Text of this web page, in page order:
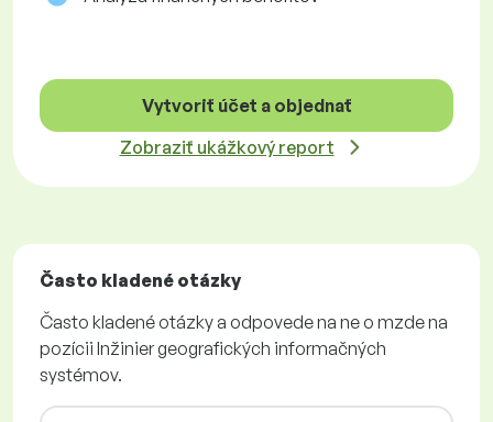
Vytvoriť účet a objednať
Zobraziť ukážkový report
Často kladené otázky
Často kladené otázky a odpovede na ne o mzde na
pozícii Inžinier geografických informačných
systémov.